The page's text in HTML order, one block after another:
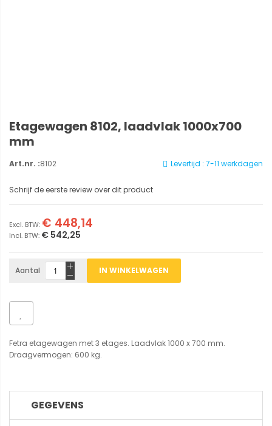
Etagewagen 8102, laadvlak 1000x700
mm
Levertijd : 7-11 werkdagen
Art.nr. :8102
Schrijf de eerste review over dit product
€ 542,25
€ 448,14
Aantal IN WINKELWAGEN
Fetra etagewagen met 3 etages. Laadvlak 1000 x 700 mm.
Draagvermogen: 600 kg.
GEGEVENS